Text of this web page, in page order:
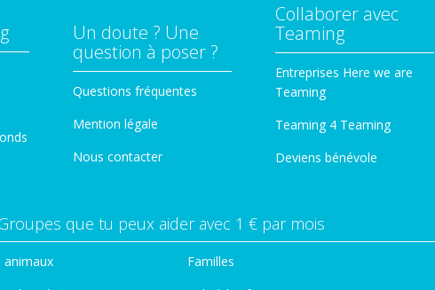
Un doute ? Une
question à poser ?
Questions fréquentes
Mention légale
Nous contacter
Collaborer avec
Teaming
Entreprises Here we are
Teaming
Teaming 4 Teaming
Deviens bénévole
que tu peux aider avec 1 € par mois
animaux
Familles